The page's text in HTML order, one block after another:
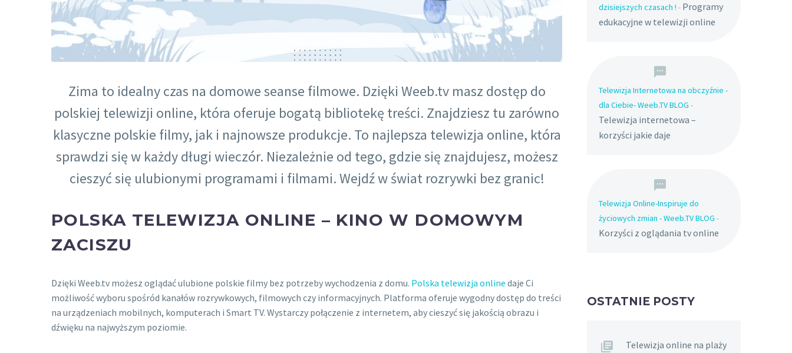
Zima to idealny czas na domowe seanse filmowe. Dzięki Weeb.tv masz dostęp do
polskiej telewizji online, która oferuje bogatą bibliotekę treści. Znajdziesz tu zarówno
klasyczne polskie filmy, jak i najnowsze produkcje. To najlepsza telewizja online, która
sprawdzi się w każdy długi wieczór. Niezależnie od tego, gdzie się znajdujesz, możesz
cieszyć się ulubionymi programami i filmami. Wejdź w świat rozrywki bez granic!
POLSKA TELEWIZJA ONLINE – KINO W DOMOWYM
ZACISZU
Dzięki Weeb.tv możesz oglądać ulubione polskie filmy bez potrzeby wychodzenia z domu. Polska telewizja online daje Ci
możliwość wyboru spośród kanałów rozrywkowych, filmowych czy informacyjnych. Platforma oferuje wygodny dostęp do treści
na urządzeniach mobilnych, komputerach i Smart TV. Wystarczy połączenie z internetem, aby cieszyć się jakością obrazu i
dźwięku na najwyższym poziomie.
dzisiejszych czasach ! - Programy
edukacyjne w telewizji online
Telewizja Internetowa na obczyźnie -
dla Ciebie- Weeb.TV BLOG -
Telewizja internetowa –
korzyści jakie daje
Telewizja Online-Inspiruje do
życiowych zmian - Weeb.TV BLOG -
Korzyści z oglądania tv online
OSTATNIE POSTY
Telewizja online na plaży